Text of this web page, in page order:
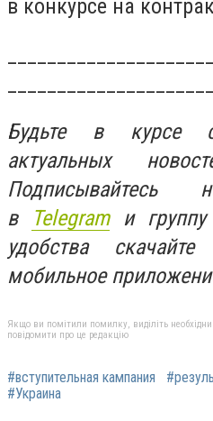
в конкурсе на
Будьте в курсе
актуальных
в
Telegramи
удобства
мобильное
Якщо ви помітили помилку, виділіть
повідомити про це редакцію
#вступительная кампания
#Украина